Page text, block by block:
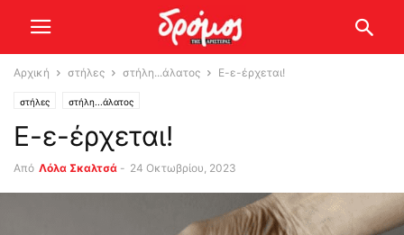
Αρχική στήλες στήλη...άλατος Ε-ε-έρχεται!
στήλες στήλη...άλατος
Ε-ε-έρχεται!
Από Λόλα Σκαλτσά - 24 Οκτωβρίου, 2023